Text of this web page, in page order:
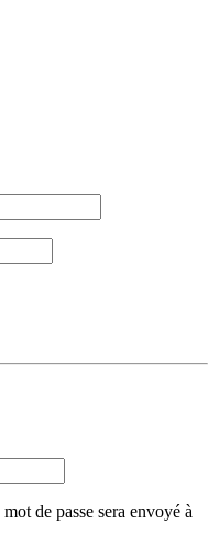
de passe sera envoyé à